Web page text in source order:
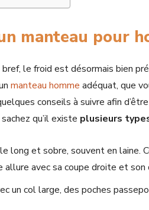
manteau pour
le froid est désormais bien
manteau homme adéquat, que
conseils à suivre afin
qu’il existe plusieurs
long et sobre, souvent en laine.
avec sa coupe droite et son
un col large, des poches